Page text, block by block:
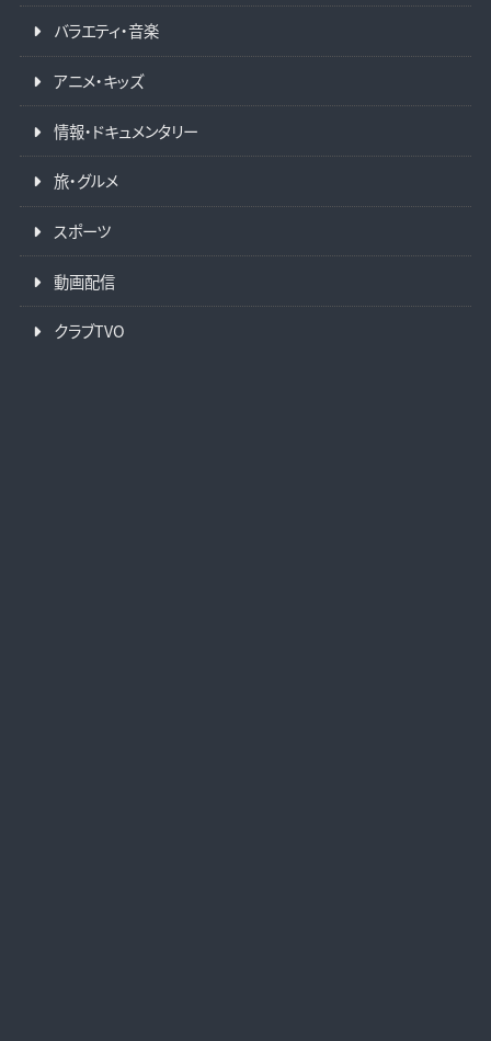
バラエティ・音楽
アニメ・キッズ
情報・ドキュメンタリー
旅・グルメ
スポーツ
動画配信
クラブTVO